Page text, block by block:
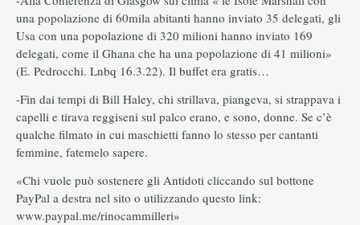
una popolazione di 60mila abitanti hanno inviato 35 delegati, gli
Usa con una popolazione di 320 milioni hanno inviato 169
delegati, come il Ghana che ha una popolazione di 41 milioni»
(E. Pedrocchi. Lnbq 16.3.22). Il buffet era gratis…
-Fin dai tempi di Bill Haley, chi strillava, piangeva, si strappava i
capelli e tirava reggiseni sul palco erano, e sono, donne. Se c’è
qualche filmato in cui maschietti fanno lo stesso per cantanti
femmine, fatemelo sapere.
«Chi vuole può sostenere gli Antidoti cliccando sul bottone
PayPal a destra nel sito o utilizzando questo link:
www.paypal.me/rinocammilleri»